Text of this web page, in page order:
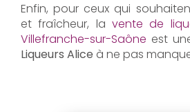
Enfin, pour ceux qui
et fraîcheur, lavente de
Villefranche-sur-Saône est
Liqueurs Alice à ne pas